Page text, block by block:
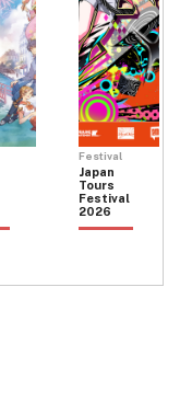
Festival
Japan
Tours
Festival
2026